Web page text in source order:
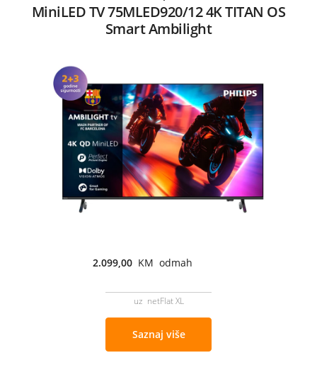
MiniLED TV 75MLED920/12 4K TITAN OS
Smart Ambilight
2.099,00 KM odmah
uz netFlat XL
Saznaj više